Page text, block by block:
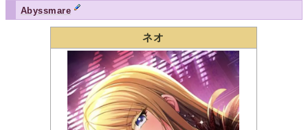
Abyssmare
ネオ